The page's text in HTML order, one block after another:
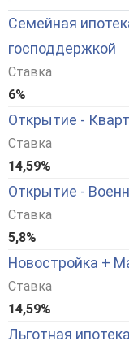
Семейная
господдержкой
Ставка
6%
Открытие -
Ставка
14,59%
Открытие -
Ставка
5,8%
Новостройка +
Ставка
14,59%
Льготная